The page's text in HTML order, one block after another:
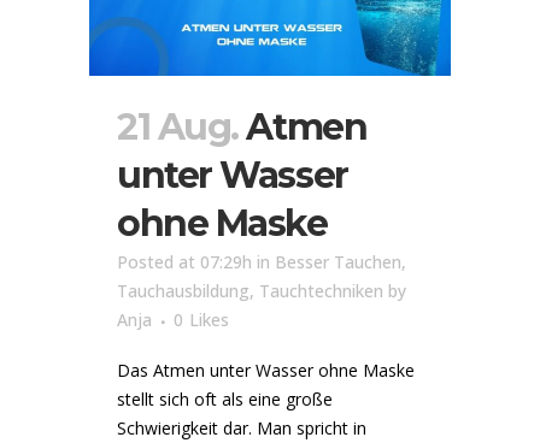
21 Aug.Atmen
unter Wasser
ohne Maske
Posted at 07:29h in Besser Tauchen,
Tauchausbildung, Tauchtechniken by
Anja
0 Likes
Das Atmen unter Wasser ohne Maske
stellt sich oft als eine große
Schwierigkeit dar. Man spricht in